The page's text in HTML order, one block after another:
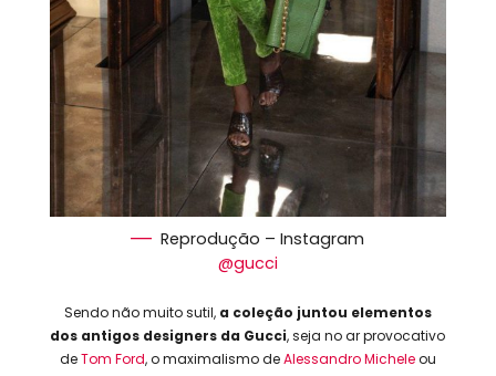
Reprodução – Instagram
@gucci
Sendo não muito sutil, a coleção juntou elementos
dos antigos designers da Gucci, seja no ar provocativo
deTom Ford, o maximalismo deAlessandro Micheleou